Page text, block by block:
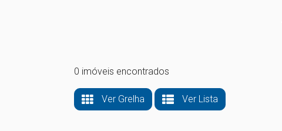
0 imóveis encontrados
Ver Grelha Ver Lista